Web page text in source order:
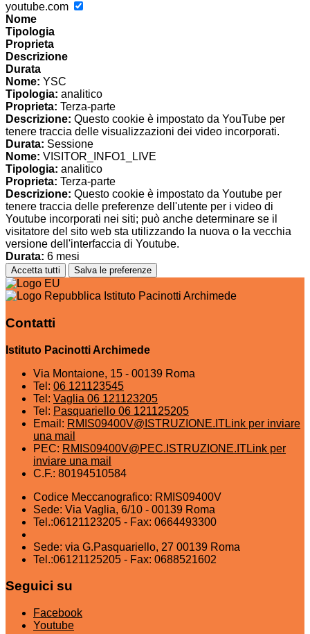
youtube.com
Nome
Tipologia
Proprieta
Descrizione
Durata
Nome: YSC
Tipologia: analitico
Proprieta: Terza-parte
Descrizione: Questo cookie è impostato da YouTube per
tenere traccia delle visualizzazioni dei video incorporati.
Durata: Sessione
Nome: VISITOR_INFO1_LIVE
Tipologia: analitico
Proprieta: Terza-parte
Descrizione: Questo cookie è impostato da Youtube per
tenere traccia delle preferenze dell'utente per i video di
Youtube incorporati nei siti; può anche determinare se il
visitatore del sito web sta utilizzando la nuova o la vecchia
versione dell'interfaccia di Youtube.
Durata: 6 mesi
Accetta tutti Salva le preferenze
Istituto Pacinotti Archimede
Contatti
Istituto Pacinotti Archimede
Via Montaione, 15 - 00139 Roma
Tel: 06 121123545
Tel: Vaglia 06 121123205
Tel: Pasquariello 06 121125205
Email: RMIS09400V@ISTRUZIONE.ITLink per inviare
una mail
PEC: RMIS09400V@PEC.ISTRUZIONE.ITLink per
inviare una mail
C.F.: 80194510584
Codice Meccanografico: RMIS09400V
Sede: Via Vaglia, 6/10 - 00139 Roma
Tel.:06121123205 - Fax: 0664493300
Sede: via G.Pasquariello, 27 00139 Roma
Tel.:06121125205 - Fax: 0688521602
Seguici su
Facebook
Youtube